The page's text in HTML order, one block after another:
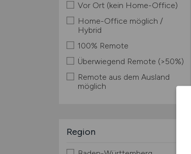
Vor Ort (kein Home-Office)
Home-Office möglich /
Hybrid
100% Remote
Überwiegend Remote (>50%)
Remote aus dem Ausland
möglich
Region